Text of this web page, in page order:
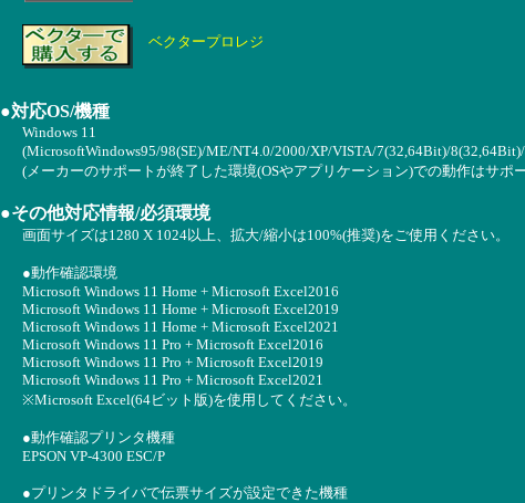
ベクタープロレジ
●対応OS/機種
Windows 11
(MicrosoftWindows95/98(SE)/ME/NT4.0/2000/XP/VISTA/7(32,64Bit)/
(メーカーのサポートが終了した環境(OSやアプリケーション)での動作はサ
●その他対応情報/必須環境
画面サイズは1280 X 1024以上、拡大/縮小は100%(推奨)をご使用ください。
●動作確認環境
Microsoft Windows 11 Home + Microsoft Excel2016
Microsoft Windows 11 Home + Microsoft Excel2019
Microsoft Windows 11 Home + Microsoft Excel2021
Microsoft Windows 11 Pro + Microsoft Excel2016
Microsoft Windows 11 Pro + Microsoft Excel2019
Microsoft Windows 11 Pro + Microsoft Excel2021
※Microsoft Excel(64ビット版)を使用してください。
●動作確認プリンタ機種
EPSON VP-4300 ESC/P
●プリンタドライバで伝票サイズが設定できた機種